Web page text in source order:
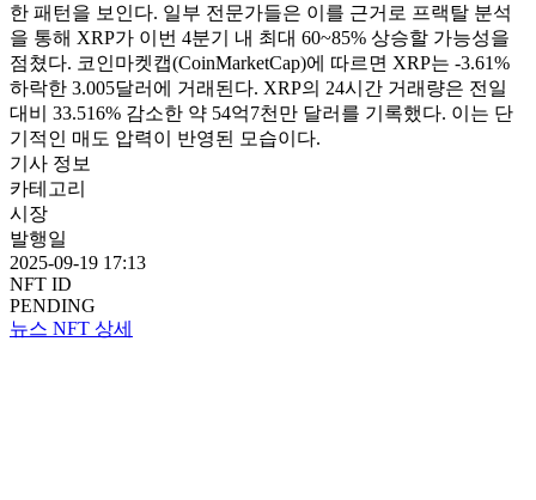
한 패턴을 보인다. 일부 전문가들은 이를 근거로 프랙탈 분석
을 통해 XRP가 이번 4분기 내 최대 60~85% 상승할 가능성을
점쳤다. 코인마켓캡(CoinMarketCap)에 따르면 XRP는 -3.61%
하락한 3.005달러에 거래된다. XRP의 24시간 거래량은 전일
대비 33.516% 감소한 약 54억7천만 달러를 기록했다. 이는 단
기적인 매도 압력이 반영된 모습이다.
기사 정보
카테고리
시장
발행일
2025-09-19 17:13
NFT ID
PENDING
뉴스 NFT 상세